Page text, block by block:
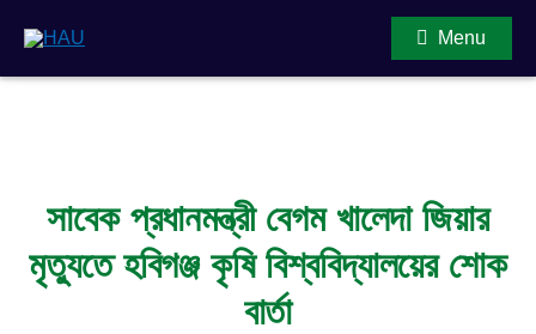
Menu
সাবেক প্রধানমন্ত্রী বেগম খালেদা জিয়ার
মৃত্যুতে হবিগঞ্জ কৃষি বিশ্ববিদ্যালয়ের শোক
বার্তা